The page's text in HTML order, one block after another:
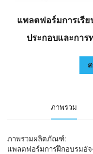
แพลตฟอร์มการเรี
ประกอบและการ
ภาพรวม
ภาพรวมผลิตภัณฑ์:
แพลตฟอร์มการฝึกอบรมอั